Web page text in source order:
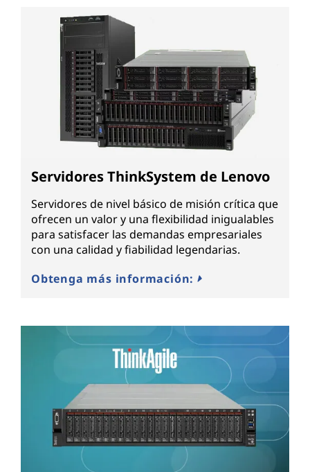
Servidores ThinkSystem de Lenovo
Servidores de nivel básico de misión crítica que
ofrecen un valor y una flexibilidad inigualables
para satisfacer las demandas empresariales
con una calidad y fiabilidad legendarias.
Obtenga más información: